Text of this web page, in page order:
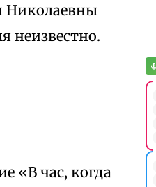
Николаевны
неизвестно.
«В час, когда